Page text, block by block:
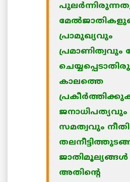
പ്രാമുഖ്യവും
പ്രമാണിത്വവും
കാലത്തെ
ജനാധിപത്യവും
സമത്വവും
ജാതിമൂല്യങ്ങള്‍
അതിന്റെ